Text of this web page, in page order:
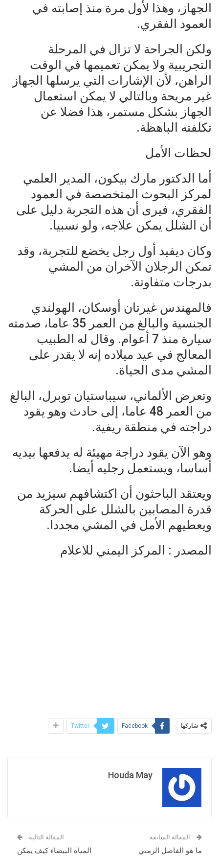
الجهاز، وهذا لأول مرة منذ إصابته في
العمود الفقري.
ولكن الجراحة لا تزال في المرحلة
التجريبية ولا يمكن تعميمها في الوقت
الراهن، لأن الإشارات التي يرسلها الجهاز
غير مريحة وبالتالي لا يمكن استعمال
الجهاز بشكل مستمر، هذا فضلا عن
تكلفته الباهظة.
لحظات الأمل
أما الدكتور مارك بيكون، المدير العلمي
لمركز البحوث المتخصصة في العمود
الفقري، فيرى أن هذه التجربة دليل على
أن الشلل يمكن علاجه، ولو نسبيا.
وكان ديفيد أول رجل يخضع للتجربة، وقد
تمكن الرجلان الآخران من المشي
بدرجات متفاوتة.
فالمهندس غيرتان أوسكان، الهولندي
الجنسية والبالغ من العمر 35 عاما، صدمته
سيارة منذ 7 أعوام. وقال له الطبيب
المعالج في عيد ميلاده إنه لا يقدر على
المشي مدى الحياة.
وتعرض الألماني، سيباستيان توبرل، البالغ
من العمر 48 عاما، إلى حادث وهو يقود
دراجته في منطقة ريفية.
وهو الآن يقود دراجة مهيئة له يدفعها بيديه
أساسا، ويستعمل رجليه أيضا.
ويعتقد الباحثون أن اكتشافهم سيزيد من
قدرة المصابين بالشلل على الحركة
ويعطيهم الأمل في المشي مجددا.
المصدر : المركز اليمني للاعلام
شاركها Facebook
Twitter
Houda May
المقالة السابقة
ما هو الفاصل الزمني
المقالة التالية
المياه البيضاء كيف يمكن